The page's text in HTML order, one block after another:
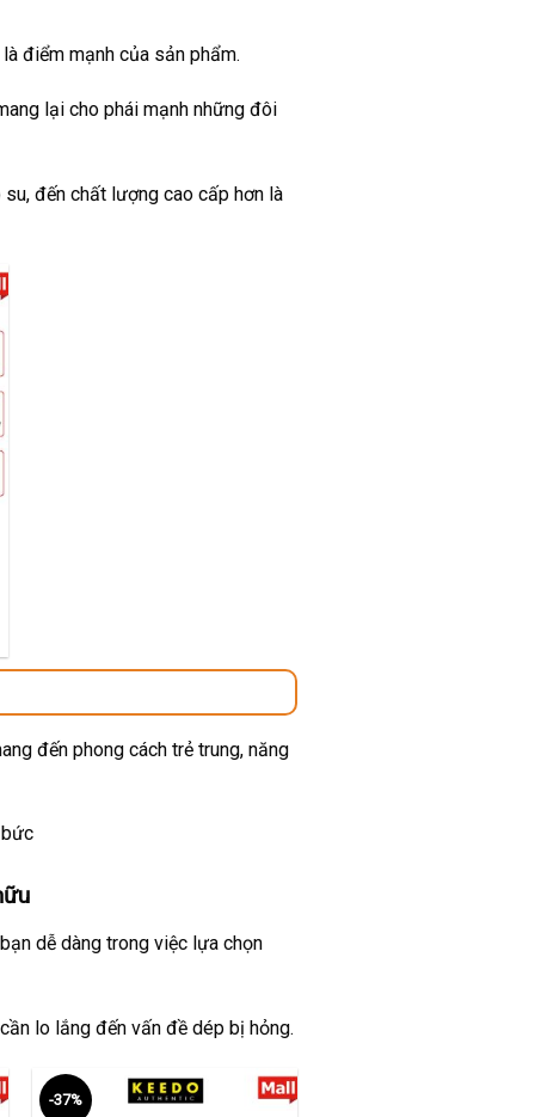
điểm mạnh của sản phẩm.
lại cho phái mạnh những đôi
đến chất lượng cao cấp hơn là
₫.
đến phong cách trẻ trung, năng
dễ dàng trong việc lựa chọn
lo lắng đến vấn đề dép bị hỏng.
-37%